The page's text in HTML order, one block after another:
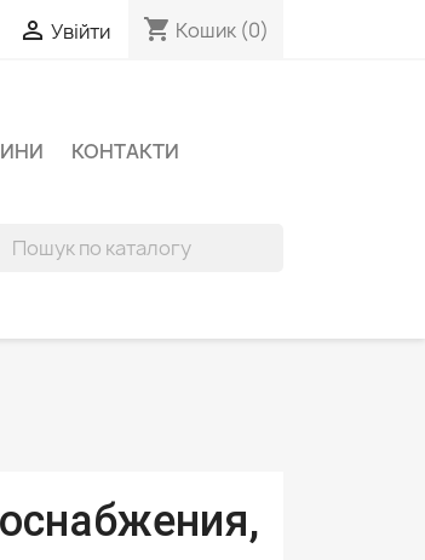
 Увійти shopping_cart Кошик (0)
КОНТАКТИ